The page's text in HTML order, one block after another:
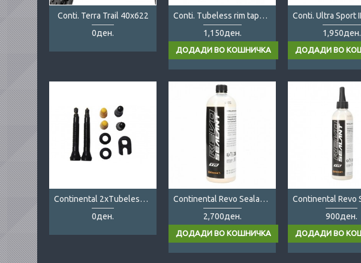
Conti. Terra Trail 40x622
0ден.
Conti. Tubeless rim tape 27mm 5m
1,150ден.
1,950ден.
Continental 2xTubeless Valve
0ден.
Continental Revo Sealant 1L
2,700ден.
900ден.